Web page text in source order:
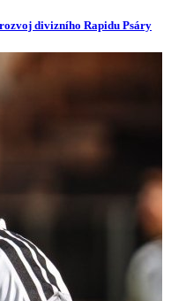
divizního Rapidu Psáry